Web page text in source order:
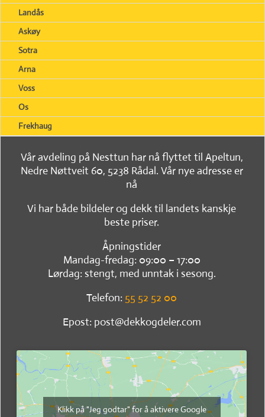
Landås
Askøy
Sotra
Arna
Voss
Os
Frekhaug
Vår avdeling på Nesttun har nå flyttet til Apeltun,
Nedre Nøttveit 60, 5238 Rådal. Vår nye adresse er
nå
Vi har både bildeler og dekk til landets kanskje
beste priser.
Åpningstider
Mandag-fredag: 09:00 – 17:00
Lørdag: stengt, med unntak i sesong.
Telefon: 55 52 52 00
Epost: post@dekkogdeler.com
Klikk på "Jeg godtar" for å aktivere Google